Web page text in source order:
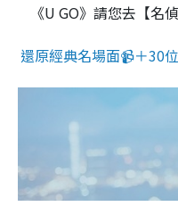
《U GO》請您去【名
還原經典名場面📹＋30